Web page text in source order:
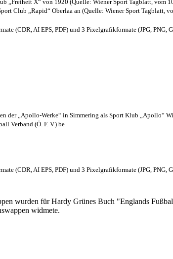
„Freiheit X“ von 1920 (Quelle: Wiener Sport Tagblatt, vom
Club „Rapid“ Oberlaa an (Quelle: Wiener Sport Tagblatt,
(CDR, AI EPS, PDF) und 3 Pixelgrafikformate (JPG, PNG,
der „Apollo-Werke“ in Simmering als Sport Klub „Apollo“
Verband (Ö. F. V.) be
(CDR, AI EPS, PDF) und 3 Pixelgrafikformate (JPG, PNG,
wurden für Hardy Grünes Buch "Englands
widmete.